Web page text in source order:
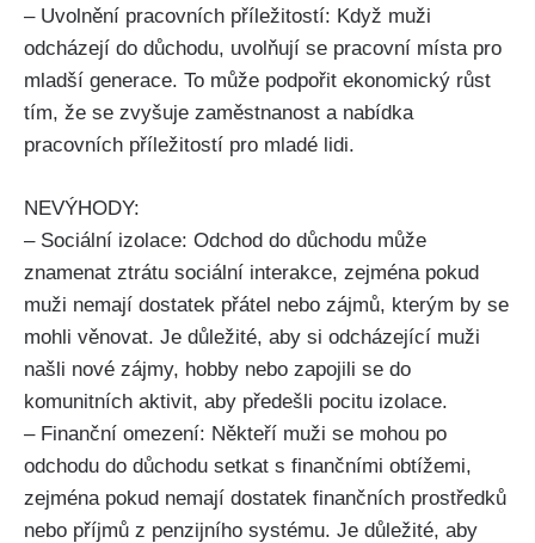
– Uvolnění pracovních příležitostí: Když muži
odcházejí do důchodu, uvolňují se pracovní místa pro
mladší generace. To může podpořit ekonomický růst
tím, že se zvyšuje zaměstnanost a nabídka
pracovních příležitostí pro mladé lidi.
NEVÝHODY:
– Sociální izolace: Odchod do důchodu může
znamenat ztrátu sociální interakce, zejména pokud
muži nemají dostatek přátel nebo zájmů, kterým by se
mohli věnovat. Je důležité, aby si odcházející muži
našli nové zájmy, hobby nebo zapojili se do
komunitních aktivit, aby předešli pocitu izolace.
– Finanční omezení: Někteří muži se mohou po
odchodu do důchodu setkat s finančními obtížemi,
zejména pokud nemají dostatek finančních prostředků
nebo příjmů z penzijního systému. Je důležité, aby